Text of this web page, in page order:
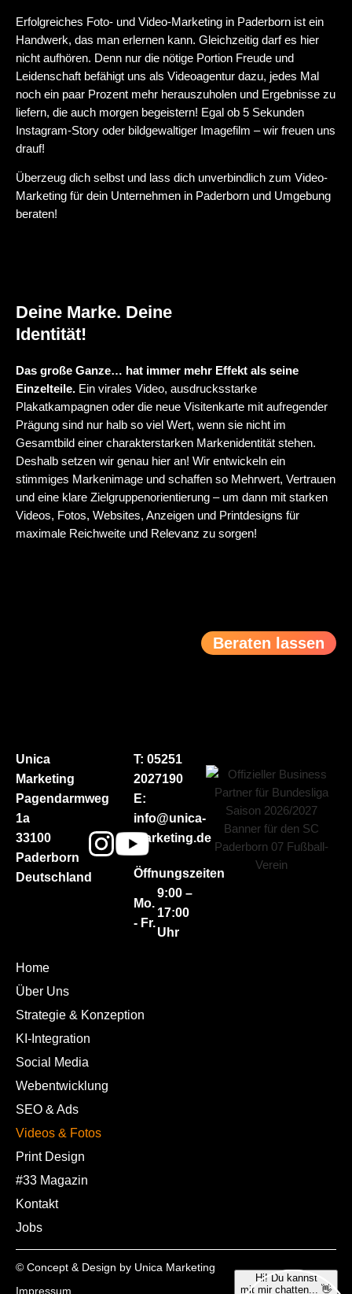
Erfolgreiches Foto- und Video-Marketing in Paderborn ist ein
Handwerk, das man erlernen kann. Gleichzeitig darf es hier
nicht aufhören. Denn nur die nötige Portion Freude und
Leidenschaft befähigt uns als Videoagentur dazu, jedes Mal
noch ein paar Prozent mehr herauszuholen und Ergebnisse zu
liefern, die auch morgen begeistern! Egal ob 5 Sekunden
Instagram-Story oder bildgewaltiger Imagefilm – wir freuen uns
drauf!
Überzeug dich selbst und lass dich unverbindlich zum Video-
Marketing für dein Unternehmen in Paderborn und Umgebung
beraten!
Beraten lassen
Deine Marke. Deine
Identität!
Das große Ganze… hat immer mehr Effekt als seine
Einzelteile. Ein virales Video, ausdrucksstarke
Plakatkampagnen oder die neue Visitenkarte mit aufregender
Prägung sind nur halb so viel Wert, wenn sie nicht im
Gesamtbild einer charakterstarken Markenidentität stehen.
Deshalb setzen wir genau hier an! Wir entwickeln ein
stimmiges Markenimage und schaffen so Mehrwert, Vertrauen
und eine klare Zielgruppenorientierung – um dann mit starken
Videos, Fotos, Websites, Anzeigen und Printdesigns für
maximale Reichweite und Relevanz zu sorgen!
Unica
Marketing
Pagendarmweg
1a
33100
Paderborn
Deutschland
T: 05251
2027190
E:
info@unica-
marketing.de
Öffnungszeiten
Mo.
- Fr.
9:00 –
17:00
Uhr
Home
Über Uns
Strategie & Konzeption
KI-Integration
Social Media
Webentwicklung
SEO & Ads
Videos & Fotos
Print Design
#33 Magazin
Kontakt
Jobs
© Concept & Design by Unica Marketing
Impressum